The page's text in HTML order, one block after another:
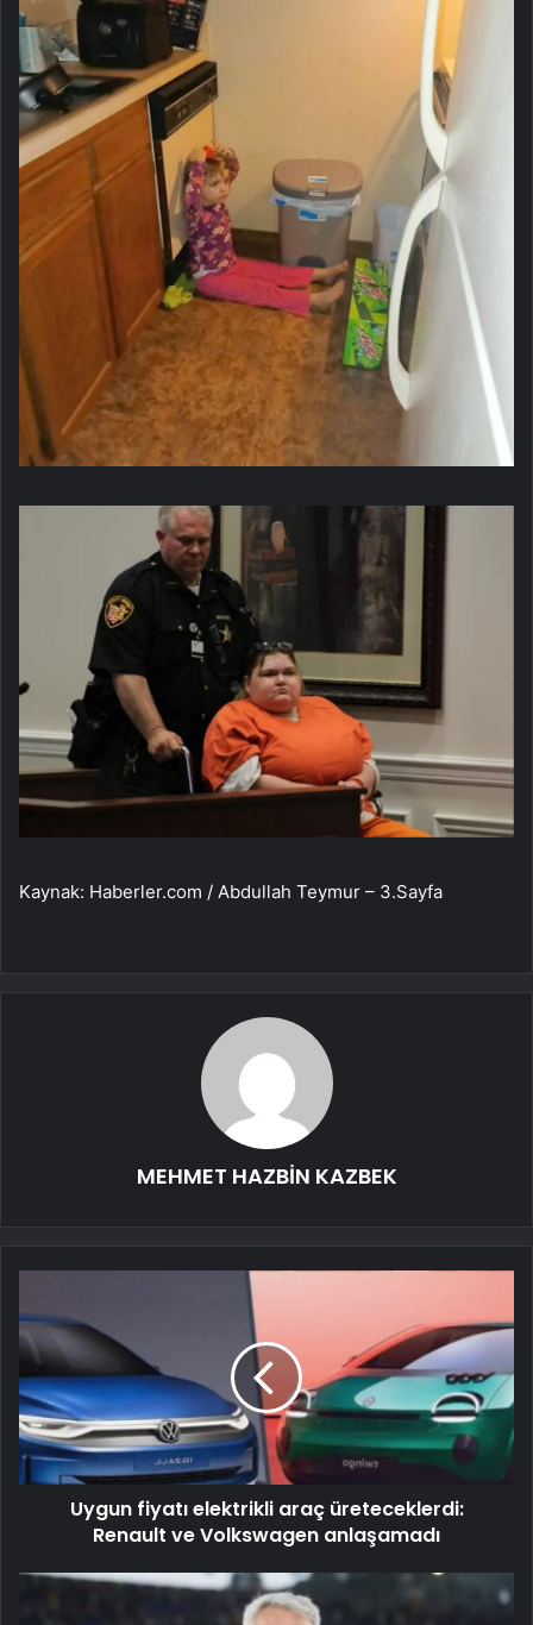
Kaynak: Haberler.com / Abdullah Teymur – 3.Sayfa
MEHMET HAZBİN KAZBEK
Uygun fiyatı elektrikli araç üreteceklerdi:
Renault ve Volkswagen anlaşamadı